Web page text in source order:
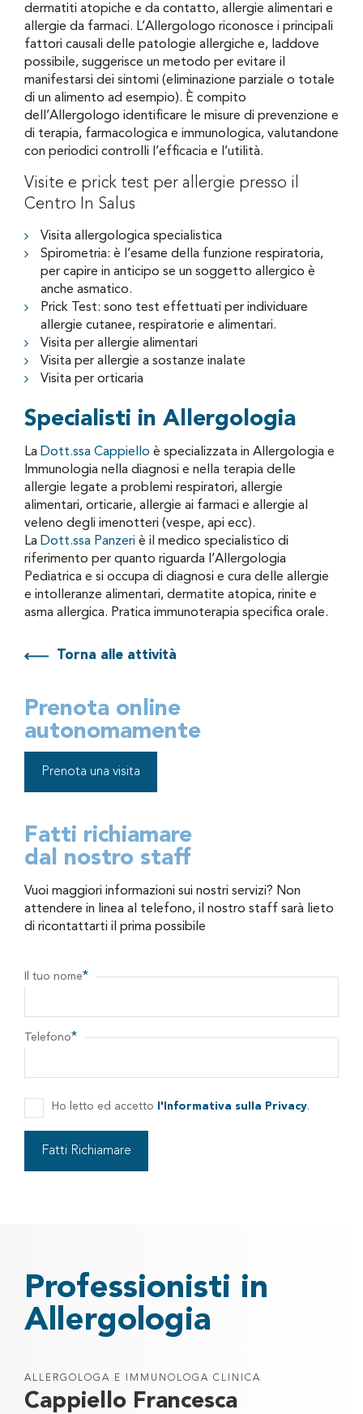
dermatiti atopiche e da contatto, allergie alimentari e
allergie da farmaci. L’Allergologo riconosce i principali
fattori causali delle patologie allergiche e, laddove
possibile, suggerisce un metodo per evitare il
manifestarsi dei sintomi (eliminazione parziale o totale
di un alimento ad esempio). È compito
dell’Allergologo identificare le misure di prevenzione e
di terapia, farmacologica e immunologica, valutandone
con periodici controlli l’efficacia e l’utilità.
Visite e prick test per allergie presso il
Centro In Salus
Visita allergologica specialistica
Spirometria: è l’esame della funzione respiratoria,
per capire in anticipo se un soggetto allergico è
anche asmatico.
Prick Test: sono test effettuati per individuare
allergie cutanee, respiratorie e alimentari.
Visita per allergie alimentari
Visita per allergie a sostanze inalate
Visita per orticaria
Specialisti in Allergologia
La Dott.ssa Cappiello è specializzata in Allergologia e
Immunologia nella diagnosi e nella terapia delle
allergie legate a problemi respiratori, allergie
alimentari, orticarie, allergie ai farmaci e allergie al
veleno degli imenotteri (vespe, api ecc).
La Dott.ssa Panzeri è il medico specialistico di
riferimento per quanto riguarda l’Allergologia
Pediatrica e si occupa di diagnosi e cura delle allergie
e intolleranze alimentari, dermatite atopica, rinite e
asma allergica. Pratica immunoterapia specifica orale.
Torna alle attività
Prenota online
autonomamente
Prenota una visita
Fatti richiamare
dal nostro staff
Vuoi maggiori informazioni sui nostri servizi? Non
attendere in linea al telefono, il nostro staff sarà lieto
di ricontattarti il prima possibile
Il tuo nome*
Telefono*
Ho letto ed accetto l'Informativa sulla Privacy.
Professionisti in
Allergologia
ALLERGOLOGA E IMMUNOLOGA CLINICA
Cappiello Francesca